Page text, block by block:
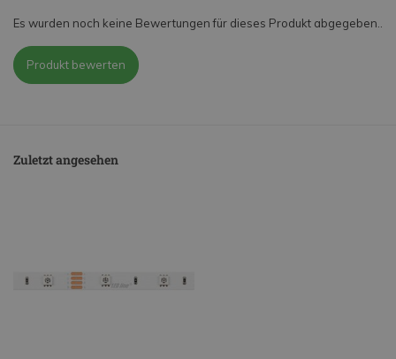
Es wurden noch keine Bewertungen für dieses Produkt abgegeben..
Produkt bewerten
Zuletzt angesehen